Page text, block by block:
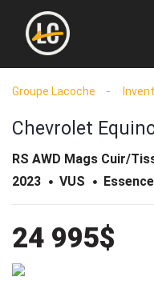
Groupe Lacoche
Chevrolet
RS AWD Mags Cuir/
2023
VUS Essence
24 995$